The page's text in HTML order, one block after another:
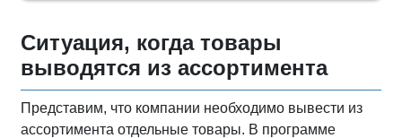
Ситуация, когда товары
выводятся из ассортимента
Представим, что компании необходимо вывести из
ассортимента отдельные товары. В программе